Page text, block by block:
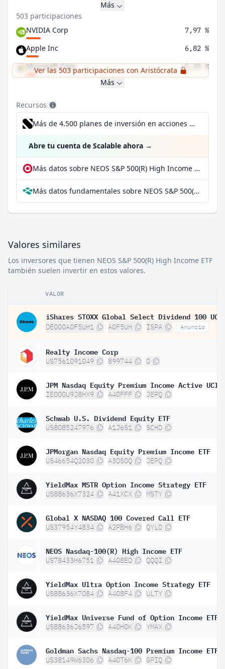
Más
503 participaciones
NVIDIA Corp
7,97 %
Apple Inc 6,82 %
Microsoft Corp 5,42 %
Ver las 503 participaciones con Aristócrata
Más
Recursos
Más de 4.500 planes de inversión en acciones desde 1 €
Abre tu cuenta de Scalable ahora →
Más datos sobre NEOS S&P 500(R) High Income ETF en extraETF
Más datos fundamentales sobre NEOS S&P 500(R) High Income ETF en Parqet
Valores similares
Los inversores que tienen NEOS S&P 500(R) High Income ETF
también suelen invertir en estos valores.
VALOR
DE000A0F5UH1 A0F5UH ISPA Anuncio
Realty Income Corp
US7561091049 899744 O
IE000U9J8HX9 A40FFF JEPQ
Schwab U.S. Dividend Equity ETF
US8085247976 A1J6S1 SCHD
JPMorgan Nasdaq Equity Premium Income ETF
US46654Q2030 A3DS0Q JEPQ
YieldMax MSTR Option Income Strategy ETF
US88636X7324 A41XCX MSTY
Global X NASDAQ 100 Covered Call ETF
US37954Y4834 A2PBH6 QYLD
NEOS Nasdaq-100(R) High Income ETF
US78433H6751 A408ED QQQI
YieldMax Ultra Option Income Strategy ETF
US88636X7084 A408F4 ULTY
YieldMax Universe Fund of Option Income ETFs
US88636J6597 A40H0K YMAX
Goldman Sachs Nasdaq-100 Premium Income ETF
US38149W6306 A40T6K GPIQ